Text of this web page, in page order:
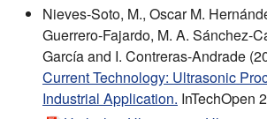
Nieves-Soto, M., Oscar M.
Guerrero-Fajardo, M. A. Sánchez-
García and I. Contreras-Andrade
Current Technology: Ultrasonic
Industrial Application. InTechOpen